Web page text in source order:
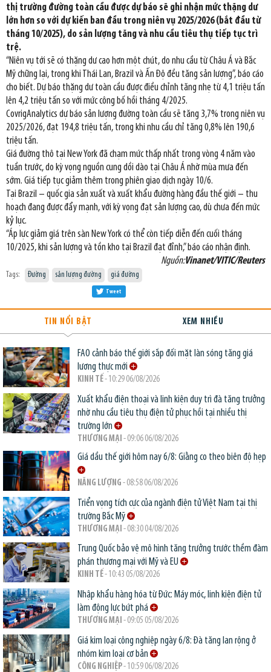
thị trường đường toàn cầu được dự báo sẽ ghi nhận mức thặng dư
lớn hơn so với dự kiến ban đầu trong niên vụ 2025/2026 (bắt đầu từ
tháng 10/2025), do sản lượng tăng và nhu cầu tiêu thụ tiếp tục trì
trệ.
“Niên vụ tới sẽ có thặng dư cao hơn một chút, do nhu cầu từ Châu Á và Bắc
Mỹ chững lại, trong khi Thái Lan, Brazil và Ấn Độ đều tăng sản lượng”, báo cáo
cho biết. Dự báo thặng dư toàn cầu được điều chỉnh tăng nhẹ từ 4,1 triệu tấn
lên 4,2 triệu tấn so với mức công bố hồi tháng 4/2025.
CovrigAnalytics dự báo sản lượng đường toàn cầu sẽ tăng 3,7% trong niên vụ
2025/2026, đạt 194,8 triệu tấn, trong khi nhu cầu chỉ tăng 0,8% lên 190,6
triệu tấn.
Giá đường thô tại New York đã chạm mức thấp nhất trong vòng 4 năm vào
tuần trước, do kỳ vọng nguồn cung dồi dào tại Châu Á nhờ mùa mưa đến
sớm. Giá tiếp tục giảm thêm trong phiên giao dịch ngày 10/6.
Tại Brazil – quốc gia sản xuất và xuất khẩu đường hàng đầu thế giới – thu
hoạch đang được đẩy mạnh, với kỳ vọng đạt sản lượng cao, dù chưa đến mức
kỷ lục.
“Áp lực giảm giá trên sàn New York có thể còn tiếp diễn đến cuối tháng
10/2025, khi sản lượng và tồn kho tại Brazil đạt đỉnh,” báo cáo nhận định.
Nguồn:Vinanet/VITIC/Reuters
Tags: Đường sản lượng đường giá đường
Tweet
TIN NỔI BẬT XEM NHIỀU
FAO cảnh báo thế giới sắp đối mặt làn sóng tăng giá
lương thực mới
KINH TẾ- 10:29 06/08/2026
Xuất khẩu điện thoại và linh kiện duy trì đà tăng trưởng
nhờ nhu cầu tiêu thụ điện tử phục hồi tại nhiều thị
trường lớn
THƯƠNG MẠI - 09:06 06/08/2026
Giá dầu thế giới hôm nay 6/8: Giằng co theo biên độ hẹp
NĂNG LƯỢNG - 08:58 06/08/2026
Triển vọng tích cực của ngành điện tử Việt Nam tại thị
trường Bắc Mỹ
THƯƠNG MẠI - 08:30 04/08/2026
Trung Quốc bảo vệ mô hình tăng trưởng trước thềm đàm
phán thương mại với Mỹ và EU
KINH TẾ- 10:43 05/08/2026
Nhập khẩu hàng hóa từ Đức: Máy móc, linh kiện điện tử
làm động lực bứt phá
THƯƠNG MẠI - 09:05 05/08/2026
Giá kim loại công nghiệp ngày 6/8: Đà tăng lan rộng ở
nhóm kim loại cơ bản
CÔNG NGHIỆP- 10:59 06/08/2026